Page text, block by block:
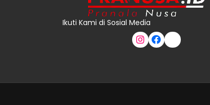
Ikuti Kami di Sosial Media